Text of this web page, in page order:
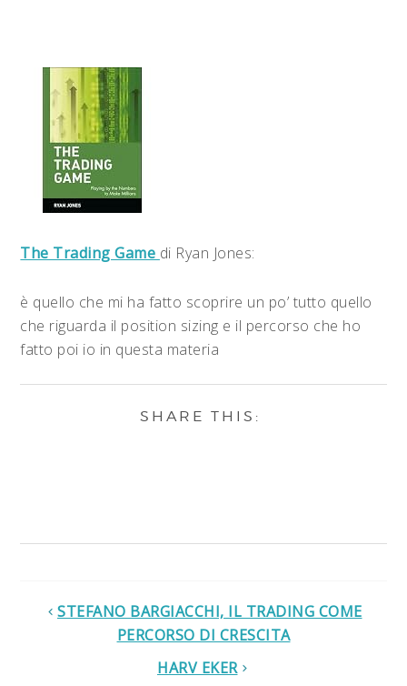
The Trading Game di Ryan Jones:
è quello che mi ha fatto scoprire un po’ tutto quello
che riguarda il position sizing e il percorso che ho
fatto poi io in questa materia
STEFANO BARGIACCHI, IL TRADING COME
PERCORSO DI CRESCITA
HARV EKER